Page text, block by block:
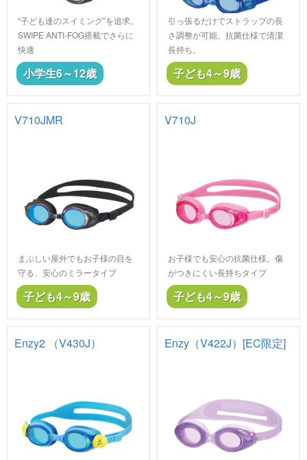
“子ども達のスイミング”を追求。
SWIPE ANTI-FOG搭載でさらに
快適
小学生6～12歳
引っ張るだけでストラップの長
さ調整が可能。抗菌仕様で清潔
長持ち。
子ども4～9歳
V710JMR
まぶしい屋外でもお子様の目を
守る、安心のミラータイプ
子ども4～9歳
V710J
お子様でも安心の抗菌仕様。傷
がつきにくい長持ちタイプ
子ども4～9歳
Enzy2 （V430J） Enzy（V422J）[EC限定]